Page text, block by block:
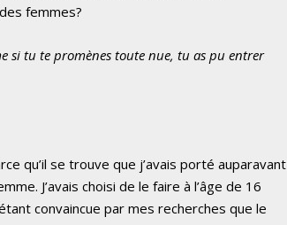
femmes?
si tu te promènes toute nue, tu as pu entrer
qu’il se trouve que j’avais porté auparavant
J’avais choisi de le faire à l’âge de 16
convaincue par mes recherches que le